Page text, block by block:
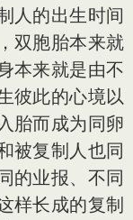
人的出生时间
双胞胎本来就
本来就是由不
彼此的心境以
胎而成为同卵
被复制人也同
的业报、不同
样长成的复制